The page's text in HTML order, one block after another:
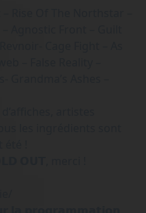
Rise Of The Northstar –
Agnostic Front – Guilt
Cage Fight – As
– False Reality –
Grandma’s Ashes –
artistes
les ingrédients sont
!
𝗢𝗨𝗧, merci !